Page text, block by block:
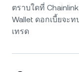
ตราบใดที่
Wallet ดอกเบี้ยจ
เทรด